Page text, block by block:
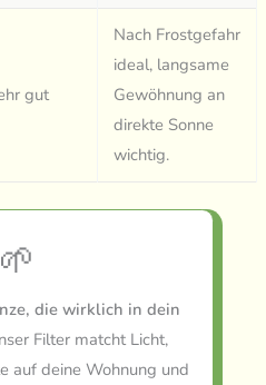
gut
Nach Frostgefahr
ideal, langsame
Gewöhnung an
direkte Sonne
wichtig.
🌱
die wirklich in dein
Filter matcht Licht,
auf deine Wohnung und